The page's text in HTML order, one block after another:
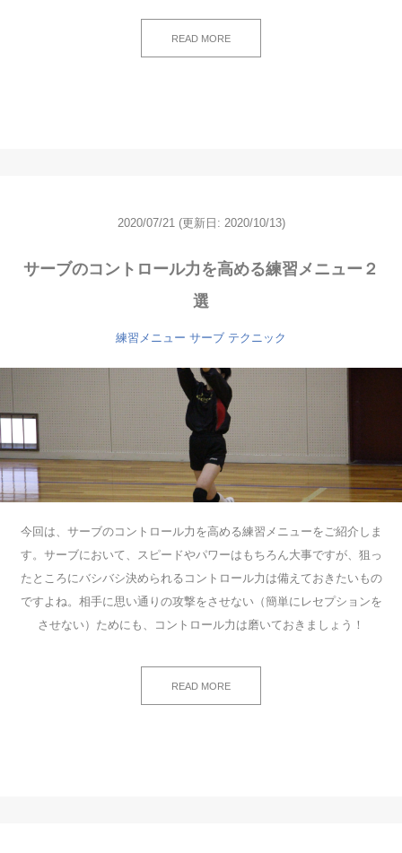
READ MORE
2020/07/21 (更新日: 2020/10/13)
サーブのコントロール力を高める練習メニュー２
選
練習メニュー サーブ テクニック
今回は、サーブのコントロール力を高める練習メニューをご紹介しま
す。サーブにおいて、スピードやパワーはもちろん大事ですが、狙っ
たところにバシバシ決められるコントロール力は備えておきたいもの
ですよね。相手に思い通りの攻撃をさせない（簡単にレセプションを
させない）ためにも、コントロール力は磨いておきましょう！
READ MORE